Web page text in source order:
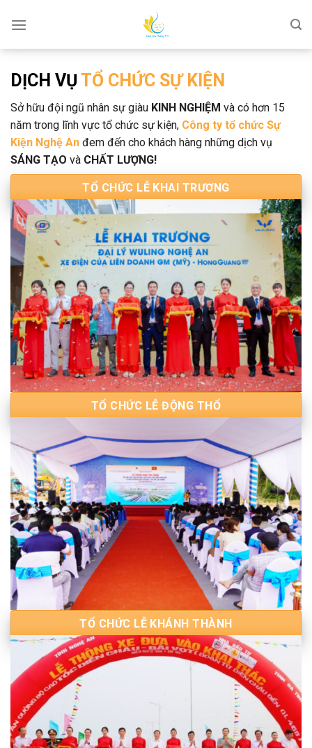
DỊCH VỤ TỔ CHỨC SỰ KIỆN
Sở hữu đội ngũ nhân sự giàu KINH NGHIỆM và có hơn 15
năm trong lĩnh vực tổ chức sự kiện, Công ty tổ chức Sự
Kiện Nghệ An đem đến cho khách hàng những dịch vụ
SÁNG TẠO và CHẤT LƯỢNG!
TỔ CHỨC LỄ KHAI TRƯƠNG
TỔ CHỨC LỄ ĐỘNG THỔ
TỔ CHỨC LỄ KHÁNH THÀNH